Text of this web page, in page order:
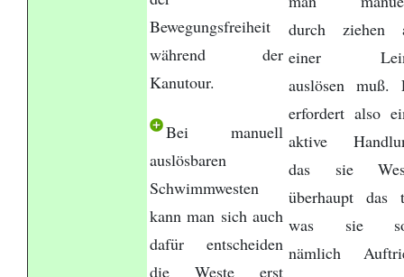
Bewegungsfreiheit
während der
Kanutour.
Bei manuell
auslösbaren
Schwimmwesten
kann man sich auch
dafür entscheiden
die Weste erst
durch ziehen
einer
auslösen muß.
erfordert also
aktive
das sie
überhaupt das
was sie
nämlich